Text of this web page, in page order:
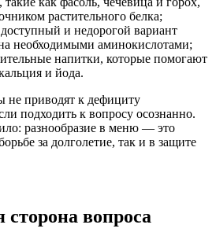
растительного белка;
и недорогой вариант
необходимыми аминокислотами;
напитки, которые помогают
и йода.
не приводят к дефициту
подходить к вопросу осознанно.
разнообразие в меню — это
за долголетие, так и в защите
вопроса